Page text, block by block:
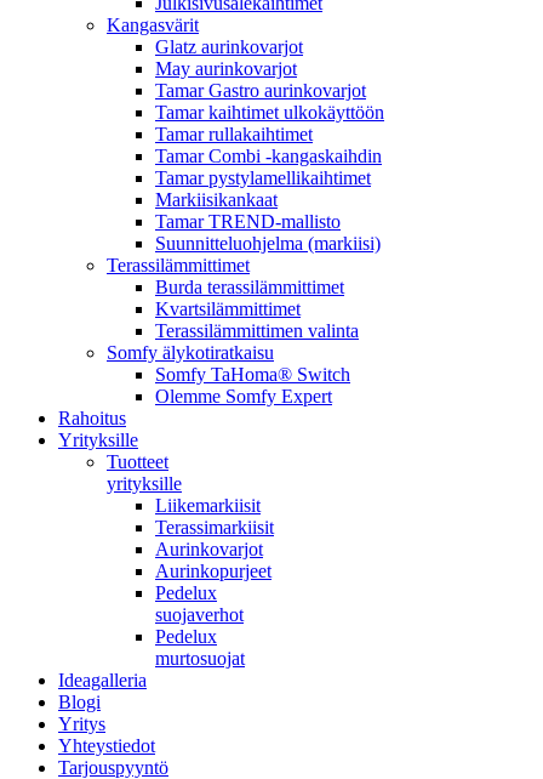
Kangasvärit
Glatz aurinkovarjot
May aurinkovarjot
Tamar Gastro aurinkovarjot
Tamar kaihtimet ulkokäyttöön
Tamar rullakaihtimet
Tamar Combi -kangaskaihdin
Tamar pystylamellikaihtimet
Markiisikankaat
Tamar TREND-mallisto
Suunnitteluohjelma (markiisi)
Terassilämmittimet
Burda terassilämmittimet
Kvartsilämmittimet
Terassilämmittimen valinta
Somfy älykotiratkaisu
Somfy TaHoma® Switch
Olemme Somfy Expert
Rahoitus
Yrityksille
Tuotteet
yrityksille
Liikemarkiisit
Terassimarkiisit
Aurinkovarjot
Aurinkopurjeet
Pedelux
suojaverhot
Pedelux
murtosuojat
Ideagalleria
Blogi
Yritys
Yhteystiedot
Tarjouspyyntö